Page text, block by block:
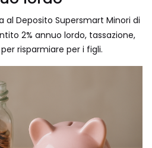
al Deposito Supersmart Minori di
2% annuo lordo, tassazione,
risparmiare per i figli.